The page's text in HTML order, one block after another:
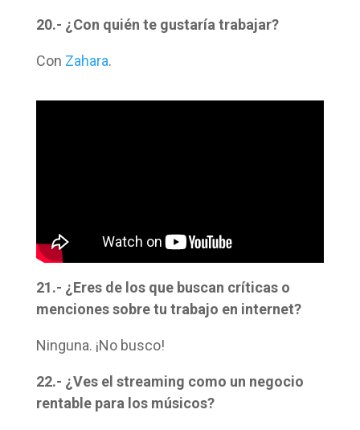
20.- ¿Con quién te gustaría trabajar?
Con Zahara.
21.- ¿Eres de los que buscan críticas o
menciones sobre tu trabajo en internet?
Ninguna. ¡No busco!
22.- ¿Ves el streaming como un negocio
rentable para los músicos?